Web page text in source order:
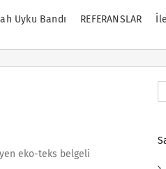
Uyku Bandı REFERANSLAR
eko-teks belgeli